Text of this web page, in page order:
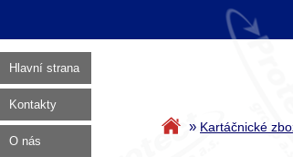
» Kartáčnické
Hlavní strana
Kontakty
O nás